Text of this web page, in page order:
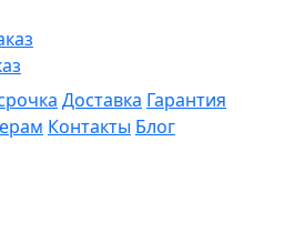
Доставка Гарантия
Контакты Блог